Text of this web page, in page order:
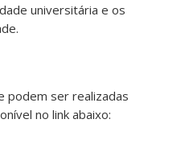
universitária e os
podem ser realizadas
no link abaixo: